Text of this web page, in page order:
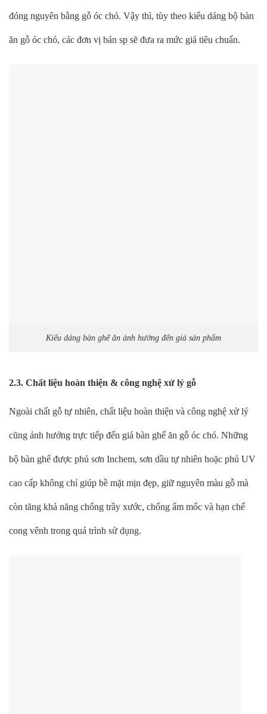
đóng nguyên bằng gỗ óc chó. Vậy thì, tùy theo kiểu dáng bộ bàn
ăn gỗ óc chó, các đơn vị bán sp sẽ đưa ra mức giá tiêu chuẩn.
Kiểu dáng bàn ghế ăn ảnh hưởng đến giá sản phẩm
2.3. Chất liệu hoàn thiện & công nghệ xử lý gỗ
Ngoài chất gỗ tự nhiên, chất liệu hoàn thiện và công nghệ xử lý
cũng ảnh hưởng trực tiếp đến giá bàn ghế ăn gỗ óc chó. Những
bộ bàn ghế được phủ sơn Inchem, sơn dầu tự nhiên hoặc phủ UV
cao cấp không chỉ giúp bề mặt mịn đẹp, giữ nguyên màu gỗ mà
còn tăng khả năng chống trầy xước, chống ẩm mốc và hạn chế
cong vênh trong quá trình sử dụng.